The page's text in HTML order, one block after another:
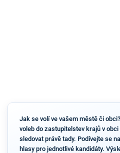
Jak se volí ve vašem městě či
voleb do zastupitelstev krajů v
sledovat právě tady. Podívejte se
hlasy pro jednotlivé kandidáty.